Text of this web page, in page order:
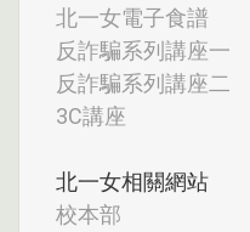
北一女電子食譜
反詐騙系列講座一
反詐騙系列講座二
3C講座
北一女相關網站
校本部